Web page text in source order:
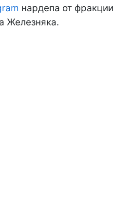
нардепа от фракции
Железняка.